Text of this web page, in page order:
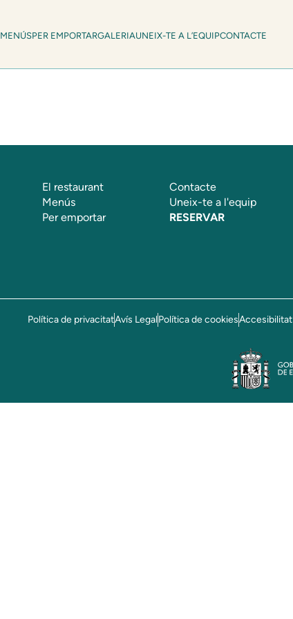
MENÚSPER EMPORTARGALERIAUNEIX-TE A L’EQUIPCONTACTE
El restaurant
Menús
Per emportar
Contacte
Uneix-te a l'equip
RESERVAR
Política de privacitatAvís LegalPolítica de cookiesAccesibilitat